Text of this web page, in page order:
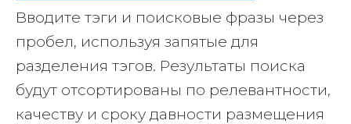
Вводите тэги и поисковые фразы через
пробел, используя запятые для
разделения тэгов. Результаты поиска
будут отсортированы по релевантности,
качеству и сроку давности размещения